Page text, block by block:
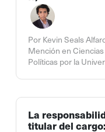
Por Kevin Seals
Mención en
Políticas por la
La
titular del